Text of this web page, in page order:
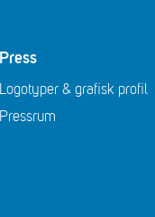
Press
Logotyper & grafisk profil
Pressrum